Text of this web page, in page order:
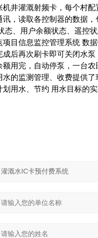
井灌溉射频卡，每个村
，读取各控制器的数据
态、用户余额状态、遥控
目信息监控管理系统 数
后再次刷卡即可关闭水
用完，自动停泵，一台
水的监测管理、收费提供
用水、节约 用水目标的